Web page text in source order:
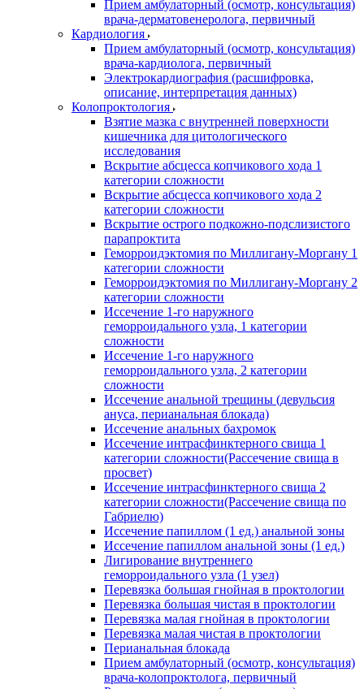
Прием амбулаторный (осмотр, консультация)
врача-дерматовенеролога, первичный
Кардиология
Прием амбулаторный (осмотр, консультация)
врача-кардиолога, первичный
Электрокардиография (расшифровка,
описание, интерпретация данных)
Колопроктология
Взятие мазка с внутренней поверхности
кишечника для цитологического
исследования
Вскрытие абсцесса копчикового хода 1
категории сложности
Вскрытие абсцесса копчикового хода 2
категории сложности
Вскрытие острого подкожно-подслизистого
парапроктита
Геморроидэктомия по Миллигану-Моргану 1
категории сложности
Геморроидэктомия по Миллигану-Моргану 2
категории сложности
Иссечение 1-го наружного
геморроидального узла, 1 категории
сложности
Иссечение 1-го наружного
геморроидального узла, 2 категории
сложности
Иссечение анальной трещины (девульсия
ануса, перианальная блокада)
Иссечение анальных бахромок
Иссечение интрасфинктерного свища 1
категории сложности(Рассечение свища в
просвет)
Иссечение интрасфинктерного свища 2
категории сложности(Рассечение свища по
Габриелю)
Иссечение папиллом (1 ед.) анальной зоны
Иссечение папиллом анальной зоны (1 ед.)
Лигирование внутреннего
геморроидального узла (1 узел)
Перевязка большая гнойная в проктологии
Перевязка большая чистая в проктологии
Перевязка малая гнойная в проктологии
Перевязка малая чистая в проктологии
Перианальная блокада
Прием амбулаторный (осмотр, консультация)
врача-колопроктолога, первичный